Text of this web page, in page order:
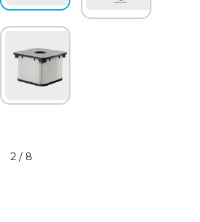
2 / von
8